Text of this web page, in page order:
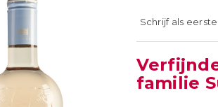
Schrijf als
familie